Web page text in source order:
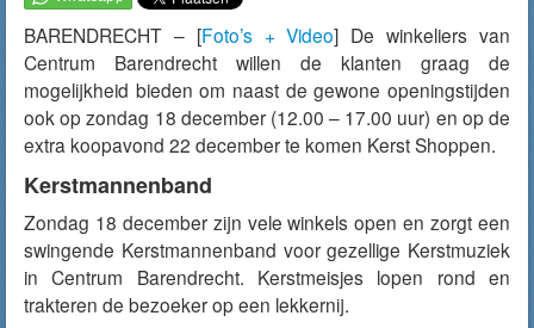
BARENDRECHT – [Foto’s + Video] De winkeliers van
Centrum Barendrecht willen de klanten graag de
mogelijkheid bieden om naast de gewone openingstijden
ook op zondag 18 december (12.00 – 17.00 uur) en op de
extra koopavond 22 december te komen Kerst Shoppen.
Kerstmannenband
Zondag 18 december zijn vele winkels open en zorgt een
swingende Kerstmannenband voor gezellige Kerstmuziek
in Centrum Barendrecht. Kerstmeisjes lopen rond en
trakteren de bezoeker op een lekkernij.